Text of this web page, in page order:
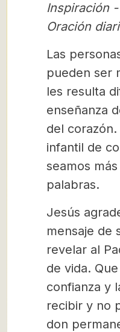
Inspiración
Oración
Las
pueden ser
les resulta
enseñanza
del
infantil de
seamos
palabras.
Jesús
mensaje de
revelar al
de vida.
confianza y
recibir y no
don